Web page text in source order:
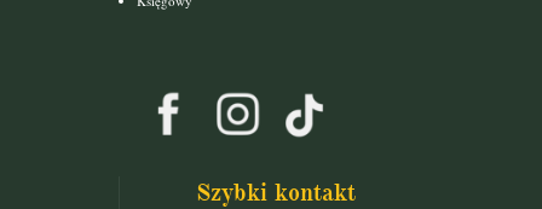
Szybki kontakt